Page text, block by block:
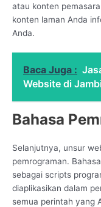
atau konten
konten laman Anda
Anda.
Baca Juga :
Website di
Bahasa
Selanjutnya, unsur
pemrograman.
sebagai scripts
diaplikasikan dalam
semua perintah yang